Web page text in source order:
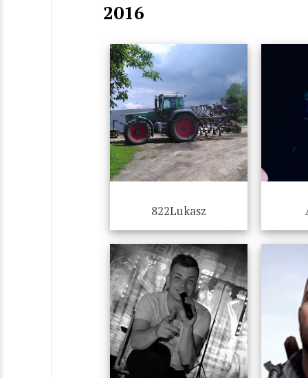
2016
822Lukasz